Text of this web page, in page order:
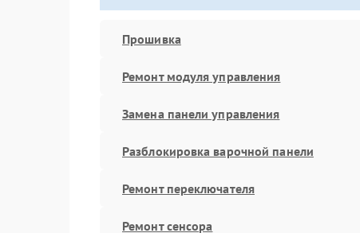
Прошивка
Ремонт модуля управления
Замена панели управления
Разблокировка варочной панели
Ремонт переключателя
Ремонт сенсора